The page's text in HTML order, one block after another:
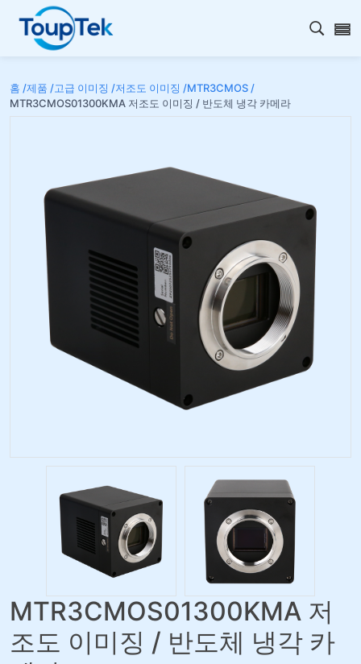
검색
홈 /제품 /고급 이미징 /저조도 이미징 /MTR3CMOS /
MTR3CMOS01300KMA 저조도 이미징 / 반도체 냉각 카메라
MTR3CMOS01300KMA 저
조도 이미징 / 반도체 냉각 카